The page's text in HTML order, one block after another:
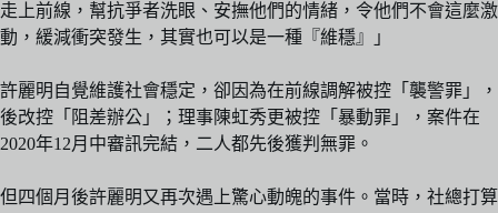
走上前線，幫抗爭者洗眼、安撫他們的情緒，令他們不會這麼激
動，緩減衝突發生，其實也可以是一種『維穩』」
許麗明自覺維護社會穩定，卻因為在前線調解被控「襲警罪」，
後改控「阻差辦公」；理事陳虹秀更被控「暴動罪」，案件在
2020年12月中審訊完結，二人都先後獲判無罪。
但四個月後許麗明又再次遇上驚心動魄的事件。當時，社總打算